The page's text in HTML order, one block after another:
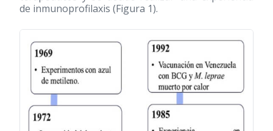
de inmunoprofilaxis (Figura 1).